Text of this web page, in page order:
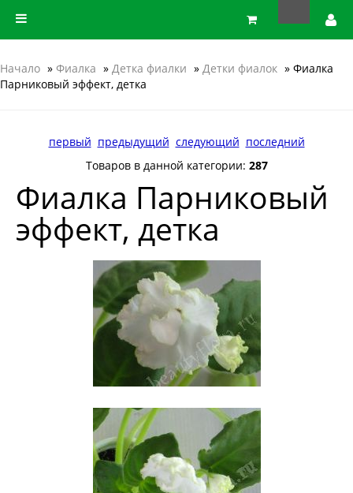
Начало » Фиалка » Детка фиалки » Детки фиалок » Фиалка
Парниковый эффект, детка
первый предыдущий следующий последний
Товаров в данной категории: 287
Фиалка Парниковый
эффект, детка